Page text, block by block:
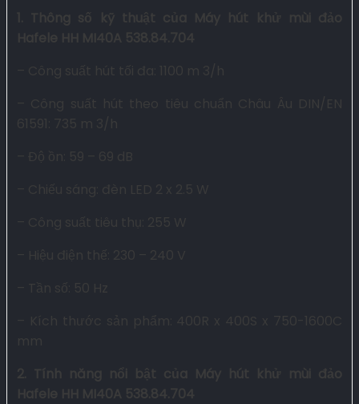
1. Thông số kỹ thuật của Máy hút khử mùi đảo
Hafele HH MI40A 538.84.704
– Công suất hút tối đa: 1100 m 3/h
– Công suất hút theo tiêu chuẩn Châu Âu DIN/EN
61591: 735 m 3/h
– Độ ồn: 59 – 69 dB
– Chiếu sáng: đèn LED 2 x 2.5 W
– Công suất tiêu thụ: 255 W
– Hiệu điện thế: 230 – 240 V
– Tần số: 50 Hz
– Kích thước sản phẩm: 400R x 400S x 750-1600C
mm
2. Tính năng nổi bật của Máy hút khử mùi đảo
Hafele HH MI40A 538.84.704